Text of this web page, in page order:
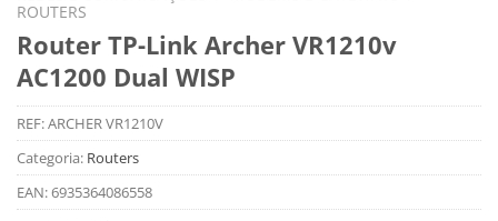
ROUTERS
Router TP-Link Archer VR1210v
AC1200 Dual WISP
REF:ARCHER VR1210V
Categoria: Routers
EAN:6935364086558